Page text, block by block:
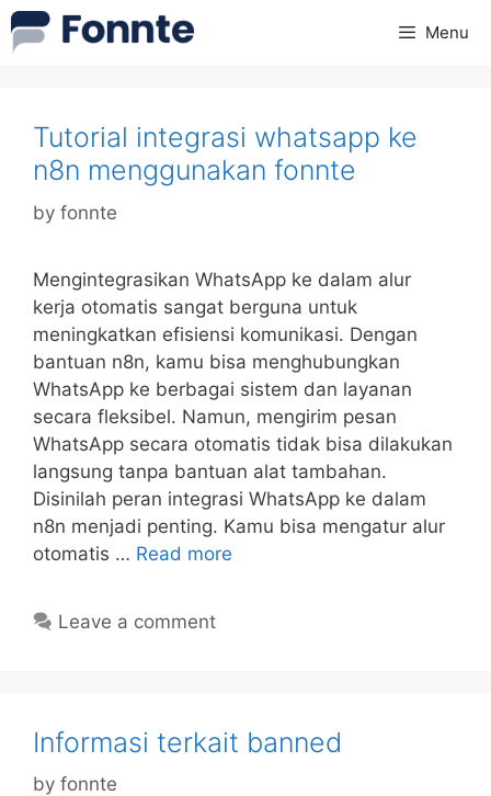
Skip
to
Menu
Tutorial integrasi whatsapp ke
n8n menggunakan fonnte
by fonnte
Mengintegrasikan WhatsApp ke dalam alur
kerja otomatis sangat berguna untuk
meningkatkan efisiensi komunikasi. Dengan
bantuan n8n, kamu bisa menghubungkan
WhatsApp ke berbagai sistem dan layanan
secara fleksibel. Namun, mengirim pesan
WhatsApp secara otomatis tidak bisa dilakukan
langsung tanpa bantuan alat tambahan.
Disinilah peran integrasi WhatsApp ke dalam
n8n menjadi penting. Kamu bisa mengatur alur
otomatis … Read more
Leave a comment
Informasi terkait banned
by fonnte